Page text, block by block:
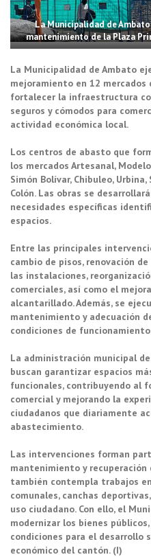
La Municipalidad de
mantenimiento de la Plaza
La Municipalidad de Ambato
mejoramiento en 12
fortalecer la infraestructura
seguros y cómodos para
actividad económica local.
Los centros de abasto que
los mercados Artesanal,
Simón Bolívar, Chibuleo,
Colón. Las obras se
necesidades específicas
espacios.
Entre las principales
cambio de pisos, renovación
las instalaciones,
comerciales, así como el
alcantarillado. Además, se
mantenimiento y adecuación
condiciones de
La administración municipal
buscan garantizar espacios
funcionales, contribuyendo al
comercial y mejorando la
ciudadanos que diariamente
abastecimiento.
Las intervenciones forman
mantenimiento y
también contempla trabajos
comunales, canchas
uso ciudadano. Con ello, el
modernizar los bienes
condiciones para el desarrollo
económico del cantón. (I)